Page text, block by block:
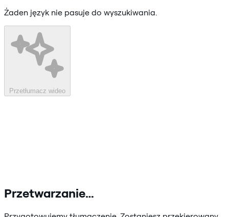
Żaden język nie pasuje do wyszukiwania.
Przetłumacz wideo
Przetwarzanie…